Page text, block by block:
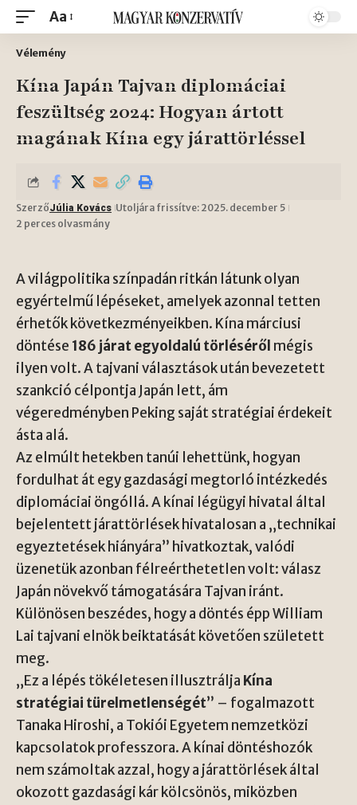
Aa
Vélemény
Kína Japán Tajvan diplomáciai
feszültség 2024: Hogyan ártott
magának Kína egy járattörléssel
SzerzőJúlia Kovács Utoljára frissítve: 2025. december 5
2 perces olvasmány
A világpolitika színpadán ritkán látunk olyan
egyértelmű lépéseket, amelyek azonnal tetten
érhetők következményeikben. Kína márciusi
döntése 186 járat egyoldalú törléséről mégis
ilyen volt. A tajvani választások után bevezetett
szankció célpontja Japán lett, ám
végeredményben Peking saját stratégiai érdekeit
ásta alá.
Az elmúlt hetekben tanúi lehettünk, hogyan
fordulhat át egy gazdasági megtorló intézkedés
diplomáciai öngóllá. A kínai légügyi hivatal által
bejelentett járattörlések hivatalosan a „technikai
egyeztetések hiányára” hivatkoztak, valódi
üzenetük azonban félreérthetetlen volt: válasz
Japán növekvő támogatására Tajvan iránt.
Különösen beszédes, hogy a döntés épp William
Lai tajvani elnök beiktatását követően született
meg.
„Ez a lépés tökéletesen illusztrálja Kína
stratégiai türelmetlenségét” – fogalmazott
Tanaka Hiroshi, a Tokiói Egyetem nemzetközi
kapcsolatok professzora. A kínai döntéshozók
nem számoltak azzal, hogy a járattörlések által
okozott gazdasági kár kölcsönös, miközben